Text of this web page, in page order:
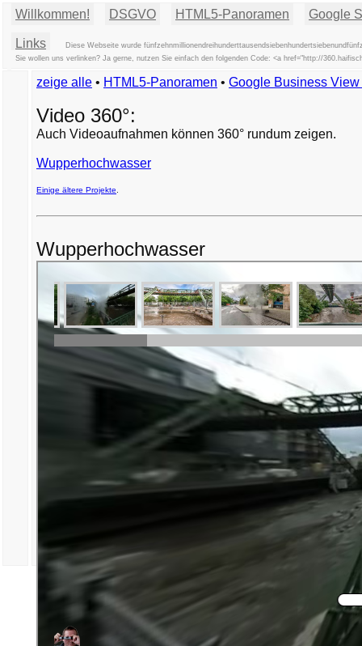
Willkommen! DSGVO HTML5-Panoramen Google
Links
Diese Webseite wurde
Sie wollen uns verlinken? Ja gerne, nutzen Sie einfach den folgenden Code: <a href="http://
zeige alle • HTML5-Panoramen • Google Business
Video 360°:
Auch Videoaufnahmen können 360° rundum zeigen.
Wupperhochwasser
Einige ältere Projekte
Wupperhochwasser